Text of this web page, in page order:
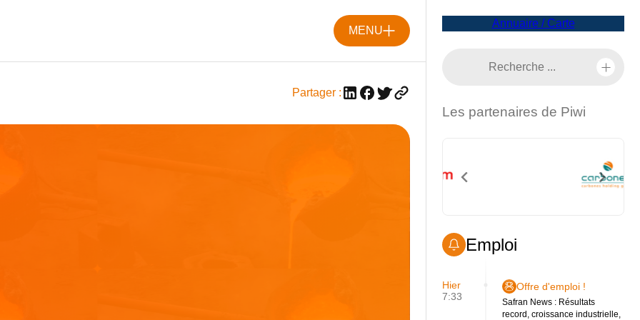
MENU
Partager :
Annuaire / Carte
Les partenaires de Piwi
Emploi
Hier
7:33
Offre d'emploi !
Safran News : Résultats
record, croissance industrielle,